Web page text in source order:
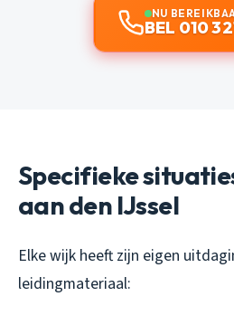
NU
BEL 010
Specifieke
aan den IJssel
Elke wijk heeft zijn eigen
leidingmateriaal: